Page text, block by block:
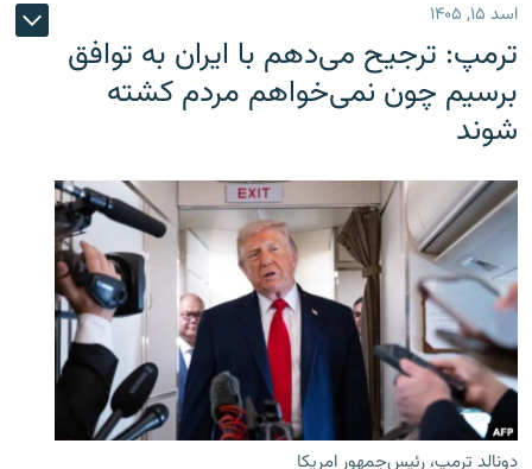
اسد ۱۵, ۱۴۰۵
ترمپ: ترجیح می‌دهم با ایران به توافق
برسیم چون نمی‌خواهم مردم کشته
شوند
دونالد ترمپ، رئیس‌جمهور امریکا